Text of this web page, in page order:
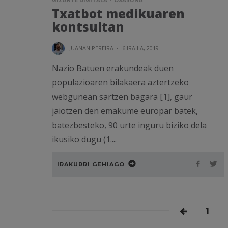
Txatbot medikuaren
kontsultan
JUANAN PEREIRA · 6 IRAILA, 2019
Nazio Batuen erakundeak duen
populazioaren bilakaera aztertzeko
webgunean sartzen bagara [1], gaur
jaiotzen den emakume europar batek,
batezbesteko, 90 urte inguru biziko dela
ikusiko dugu (1....
IRAKURRI GEHIAGO
1